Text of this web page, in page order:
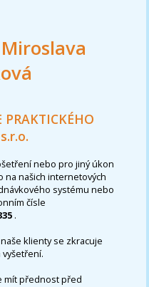
PRAKTICKÉHO
nebo pro jiný úkon
na našich internetových
systému nebo
čísle
.
klienty se zkracuje
mít přednost před